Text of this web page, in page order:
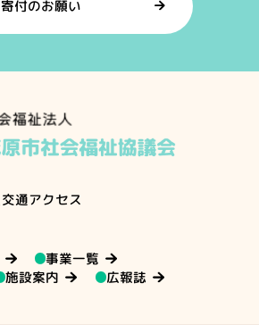
寄付のお願い
交通アクセス
事業一覧
施設案内 広報誌